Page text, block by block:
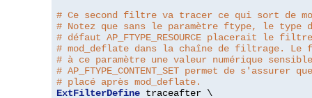
# Ce second filtre va tracer ce qui sort de
# Notez que sans le paramètre ftype, le
# défaut AP_FTYPE_RESOURCE placerait le
# mod_deflate dans la chaîne de filtrage.
# à ce paramètre une valeur numérique
# AP_FTYPE_CONTENT_SET permet de
# placé après mod_deflate.
ExtFilterDefine traceafter \